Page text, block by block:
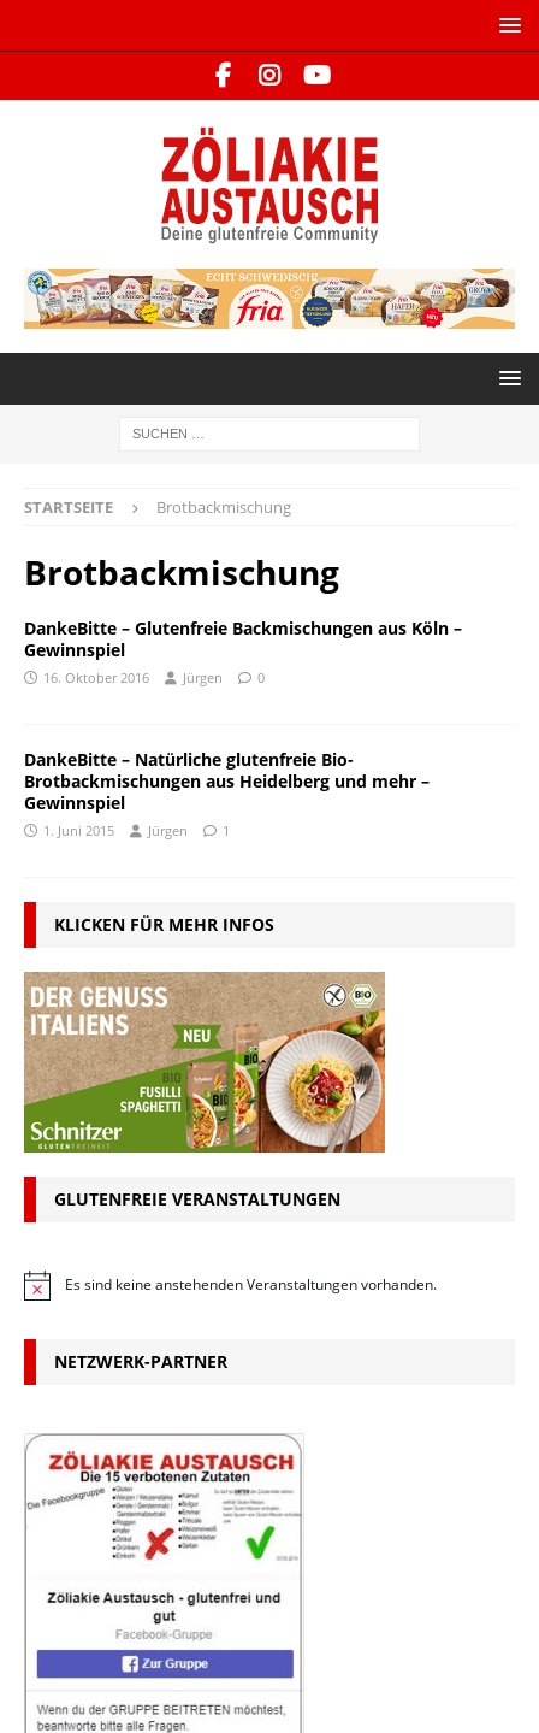
STARTSEITE Brotbackmischung
Brotbackmischung
DankeBitte – Glutenfreie Backmischungen aus Köln –
Gewinnspiel
16. Oktober 2016 Jürgen 0
DankeBitte – Natürliche glutenfreie Bio-
Brotbackmischungen aus Heidelberg und mehr –
Gewinnspiel
1. Juni 2015 Jürgen 1
KLICKEN FÜR MEHR INFOS
GLUTENFREIE VERANSTALTUNGEN
H
i
Es sind keine anstehenden Veranstaltungen vorhanden.
NETZWERK-PARTNER